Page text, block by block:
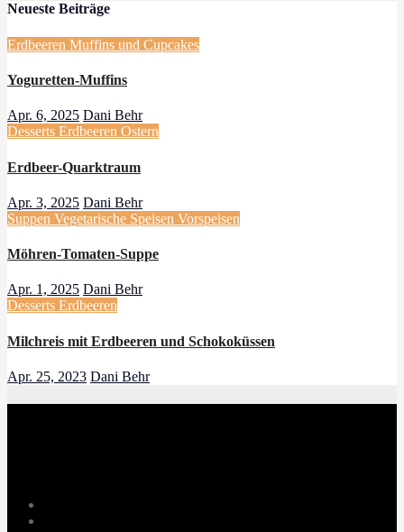
Neueste Beiträge
Erdbeeren Muffins und Cupcakes
Yoguretten-Muffins
Apr. 6, 2025 Dani Behr
Desserts Erdbeeren Ostern
Erdbeer-Quarktraum
Apr. 3, 2025 Dani Behr
Suppen Vegetarische Speisen Vorspeisen
Möhren-Tomaten-Suppe
Apr. 1, 2025 Dani Behr
Desserts Erdbeeren
Milchreis mit Erdbeeren und Schokoküssen
Apr. 25, 2023 Dani Behr